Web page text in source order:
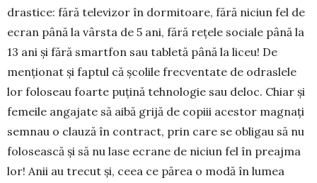
drastice: fără televizor în dormitoare, fără niciun fel de
ecran până la vârsta de 5 ani, fără rețele sociale până la
13 ani și fără smartfon sau tabletă până la liceu! De
menționat și faptul că școlile frecventate de odraslele
lor foloseau foarte puțină tehnologie sau deloc. Chiar și
femeile angajate să aibă grijă de copiii acestor magnați
semnau o clauză în contract, prin care se obligau să nu
folosească și să nu lase ecrane de niciun fel în preajma
lor! Anii au trecut și, ceea ce părea o modă în lumea